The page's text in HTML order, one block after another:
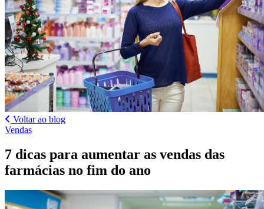
Voltar ao blog
Vendas
7 dicas para aumentar as vendas das
farmácias no fim do ano